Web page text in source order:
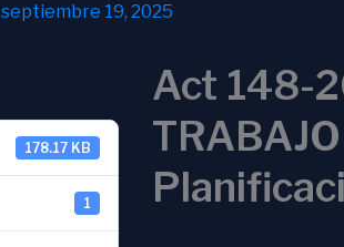
septiembre 19, 2025
178.17 KB
1
Act 148-